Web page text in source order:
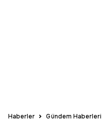
Haberler Gündem Haberleri